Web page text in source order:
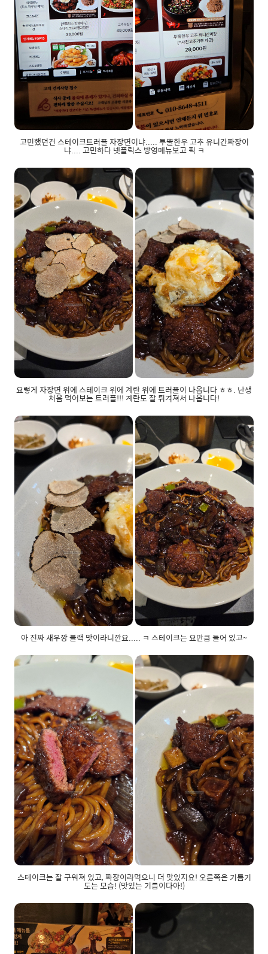
고민했던건 스테이크트러플 자장면이냐..... 투뿔한우 고추 유니간짜장이
냐.... 고민하다 넷플릭스 방영메뉴보고 픽 ㅋ
요렇게 자장면 위에 스테이크 위에 계란 위에 트러플이 나옵니다 ㅎㅎ. 난생
처음 먹어보는 트러플!!! 계란도 잘 튀겨져서 나옵니다!
아 진짜 새우깡 블랙 맛이라니깐요..... ㅋ 스테이크는 요만큼 들어 있고~
스테이크는 잘 구워져 있고, 짜장이라먹으니 더 맛있지요! 오른쪽은 기름기
도는 모습! (맛있는 기름이다아!)